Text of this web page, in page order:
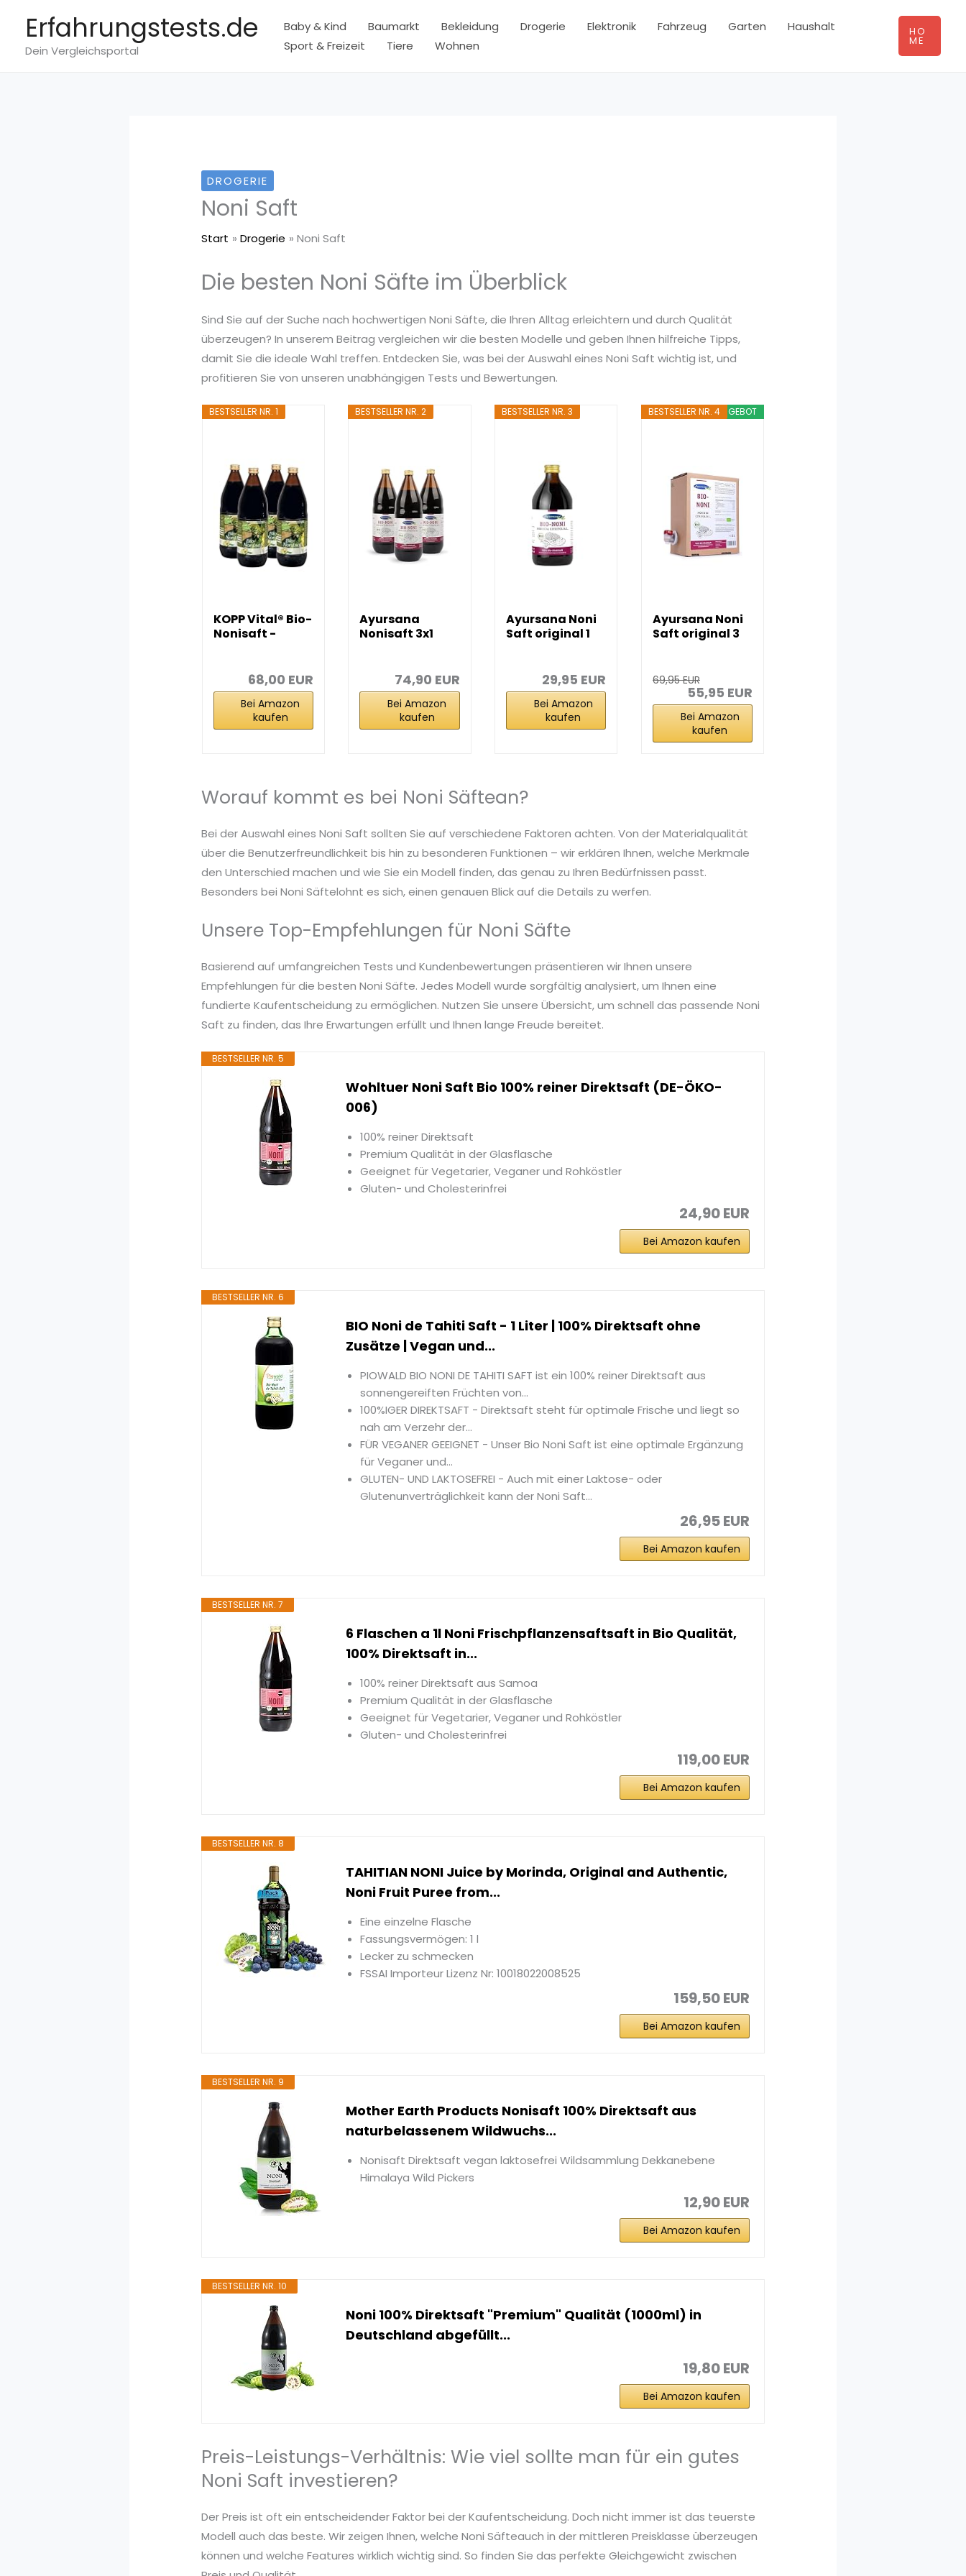
springen
Erfahrungstests.de
Dein Vergleichsportal
Baby & Kind Baumarkt Bekleidung Drogerie Elektronik Fahrzeug Garten
Haushalt
Sport & Freizeit
Tiere Wohnen
HO
ME
DROGERIE
Noni Saft
Start Drogerie Noni Saft
Die besten Noni Säfte im Überblick
Sind Sie auf der Suche nach hochwertigen Noni Säfte, die Ihren Alltag erleichtern und durch Qualität
überzeugen? In unserem Beitrag vergleichen wir die besten Modelle und geben Ihnen hilfreiche Tipps,
damit Sie die ideale Wahl treffen. Entdecken Sie, was bei der Auswahl eines Noni Saft wichtig ist, und
profitieren Sie von unseren unabhängigen Tests und Bewertungen.
BESTSELLER NR. 1
KOPP Vital® Bio-
Nonisaft -
68,00 EUR
Bei Amazon
kaufen
BESTSELLER NR. 2
Ayursana
Nonisaft 3x1
74,90 EUR
Bei Amazon
kaufen
BESTSELLER NR. 3
Ayursana Noni
Saft original 1
29,95 EUR
Bei Amazon
kaufen
ANGEBOT
BESTSELLER NR. 4
Ayursana Noni
Saft original 3
69,95 EUR
55,95 EUR
Bei Amazon
kaufen
Worauf kommt es bei Noni Säftean?
Bei der Auswahl eines Noni Saft sollten Sie auf verschiedene Faktoren achten. Von der Materialqualität
über die Benutzerfreundlichkeit bis hin zu besonderen Funktionen – wir erklären Ihnen, welche Merkmale
den Unterschied machen und wie Sie ein Modell finden, das genau zu Ihren Bedürfnissen passt.
Besonders bei Noni Säftelohnt es sich, einen genauen Blick auf die Details zu werfen.
Unsere Top-Empfehlungen für Noni Säfte
Basierend auf umfangreichen Tests und Kundenbewertungen präsentieren wir Ihnen unsere
Empfehlungen für die besten Noni Säfte. Jedes Modell wurde sorgfältig analysiert, um Ihnen eine
fundierte Kaufentscheidung zu ermöglichen. Nutzen Sie unsere Übersicht, um schnell das passende Noni
Saft zu finden, das Ihre Erwartungen erfüllt und Ihnen lange Freude bereitet.
BESTSELLER NR. 5
Wohltuer Noni Saft Bio 100% reiner Direktsaft (DE-ÖKO-
006)
100% reiner Direktsaft
Premium Qualität in der Glasflasche
Geeignet für Vegetarier, Veganer und Rohköstler
Gluten- und Cholesterinfrei
24,90 EUR
Bei Amazon kaufen
BESTSELLER NR. 6
BIO Noni de Tahiti Saft - 1 Liter | 100% Direktsaft ohne
Zusätze | Vegan und...
PIOWALD BIO NONI DE TAHITI SAFT ist ein 100% reiner Direktsaft aus
sonnengereiften Früchten von...
100%IGER DIREKTSAFT - Direktsaft steht für optimale Frische und liegt so
nah am Verzehr der...
FÜR VEGANER GEEIGNET - Unser Bio Noni Saft ist eine optimale Ergänzung
für Veganer und...
GLUTEN- UND LAKTOSEFREI - Auch mit einer Laktose- oder
Glutenunverträglichkeit kann der Noni Saft...
26,95 EUR
Bei Amazon kaufen
BESTSELLER NR. 7
6 Flaschen a 1l Noni Frischpflanzensaftsaft in Bio Qualität,
100% Direktsaft in...
100% reiner Direktsaft aus Samoa
Premium Qualität in der Glasflasche
Geeignet für Vegetarier, Veganer und Rohköstler
Gluten- und Cholesterinfrei
119,00 EUR
Bei Amazon kaufen
BESTSELLER NR. 8
TAHITIAN NONI Juice by Morinda, Original and Authentic,
Noni Fruit Puree from...
Eine einzelne Flasche
Fassungsvermögen: 1 l
Lecker zu schmecken
FSSAI Importeur Lizenz Nr: 10018022008525
159,50 EUR
Bei Amazon kaufen
BESTSELLER NR. 9
Mother Earth Products Nonisaft 100% Direktsaft aus
naturbelassenem Wildwuchs...
Nonisaft Direktsaft vegan laktosefrei Wildsammlung Dekkanebene
Himalaya Wild Pickers
12,90 EUR
Bei Amazon kaufen
BESTSELLER NR. 10
Noni 100% Direktsaft "Premium" Qualität (1000ml) in
Deutschland abgefüllt...
19,80 EUR
Bei Amazon kaufen
Preis-Leistungs-Verhältnis: Wie viel sollte man für ein gutes
Noni Saft investieren?
Der Preis ist oft ein entscheidender Faktor bei der Kaufentscheidung. Doch nicht immer ist das teuerste
Modell auch das beste. Wir zeigen Ihnen, welche Noni Säfteauch in der mittleren Preisklasse überzeugen
können und welche Features wirklich wichtig sind. So finden Sie das perfekte Gleichgewicht zwischen